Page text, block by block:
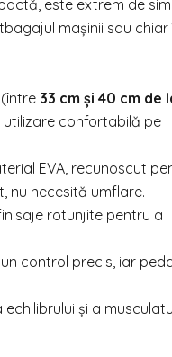
este extrem de
mașinii sau chiar
(între 33 cm și 40 cm de
confortabilă pe
EVA, recunoscut
nu necesită umflare.
rotunjite pentru a
control precis, iar
și a